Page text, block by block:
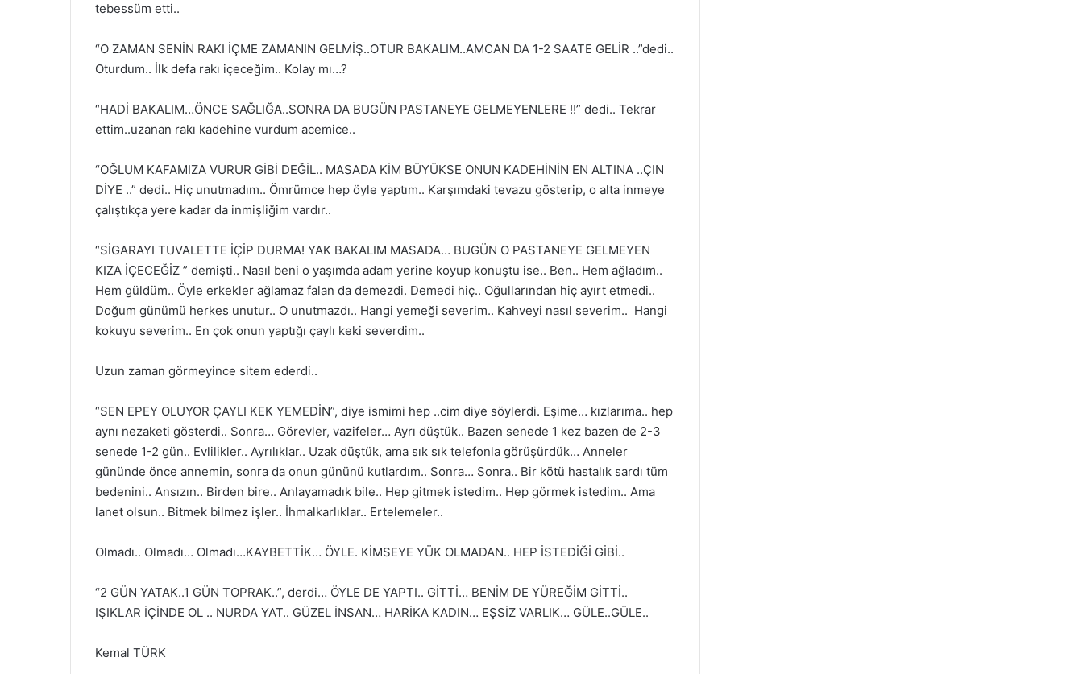
tebessüm etti..
“O ZAMAN SENİN RAKI İÇME ZAMANIN GELMİŞ..OTUR BAKALIM..AMCAN DA 1-2 SAATE GELİR ..”dedi..
Oturdum.. İlk defa rakı içeceğim.. Kolay mı…?
“HADİ BAKALIM…ÖNCE SAĞLIĞA..SONRA DA BUGÜN PASTANEYE GELMEYENLERE !!” dedi.. Tekrar
ettim..uzanan rakı kadehine vurdum acemice..
“OĞLUM KAFAMIZA VURUR GİBİ DEĞİL.. MASADA KİM BÜYÜKSE ONUN KADEHİNİN EN ALTINA ..ÇIN
DİYE ..” dedi.. Hiç unutmadım.. Ömrümce hep öyle yaptım.. Karşımdaki tevazu gösterip, o alta inmeye
çalıştıkça yere kadar da inmişliğim vardır..
“SİGARAYI TUVALETTE İÇİP DURMA! YAK BAKALIM MASADA… BUGÜN O PASTANEYE GELMEYEN
KIZA İÇECEĞİZ ” demişti.. Nasıl beni o yaşımda adam yerine koyup konuştu ise.. Ben.. Hem ağladım..
Hem güldüm.. Öyle erkekler ağlamaz falan da demezdi. Demedi hiç.. Oğullarından hiç ayırt etmedi..
Doğum günümü herkes unutur.. O unutmazdı.. Hangi yemeği severim.. Kahveyi nasıl severim.. Hangi
kokuyu severim.. En çok onun yaptığı çaylı keki severdim..
Uzun zaman görmeyince sitem ederdi..
“SEN EPEY OLUYOR ÇAYLI KEK YEMEDİN”, diye ismimi hep ..cim diye söylerdi. Eşime… kızlarıma.. hep
aynı nezaketi gösterdi.. Sonra… Görevler, vazifeler… Ayrı düştük.. Bazen senede 1 kez bazen de 2-3
senede 1-2 gün.. Evlilikler.. Ayrılıklar.. Uzak düştük, ama sık sık telefonla görüşürdük… Anneler
gününde önce annemin, sonra da onun gününü kutlardım.. Sonra… Sonra.. Bir kötü hastalık sardı tüm
bedenini.. Ansızın.. Birden bire.. Anlayamadık bile.. Hep gitmek istedim.. Hep görmek istedim.. Ama
lanet olsun.. Bitmek bilmez işler.. İhmalkarlıklar.. Ertelemeler..
Olmadı.. Olmadı… Olmadı…KAYBETTİK… ÖYLE. KİMSEYE YÜK OLMADAN.. HEP İSTEDİĞİ GİBİ..
“2 GÜN YATAK..1 GÜN TOPRAK..”, derdi… ÖYLE DE YAPTI.. GİTTİ… BENİM DE YÜREĞİM GİTTİ..
IŞIKLAR İÇİNDE OL .. NURDA YAT.. GÜZEL İNSAN… HARİKA KADIN… EŞSİZ VARLIK… GÜLE..GÜLE..
Kemal TÜRK